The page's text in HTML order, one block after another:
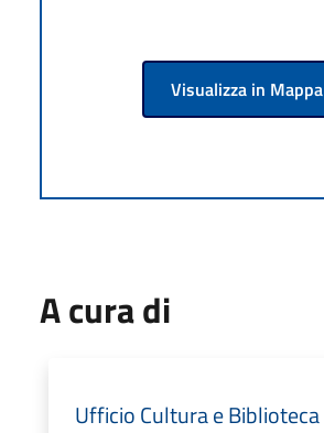
Visualizza in Mappa
A cura di
Ufficio Cultura e Biblioteca